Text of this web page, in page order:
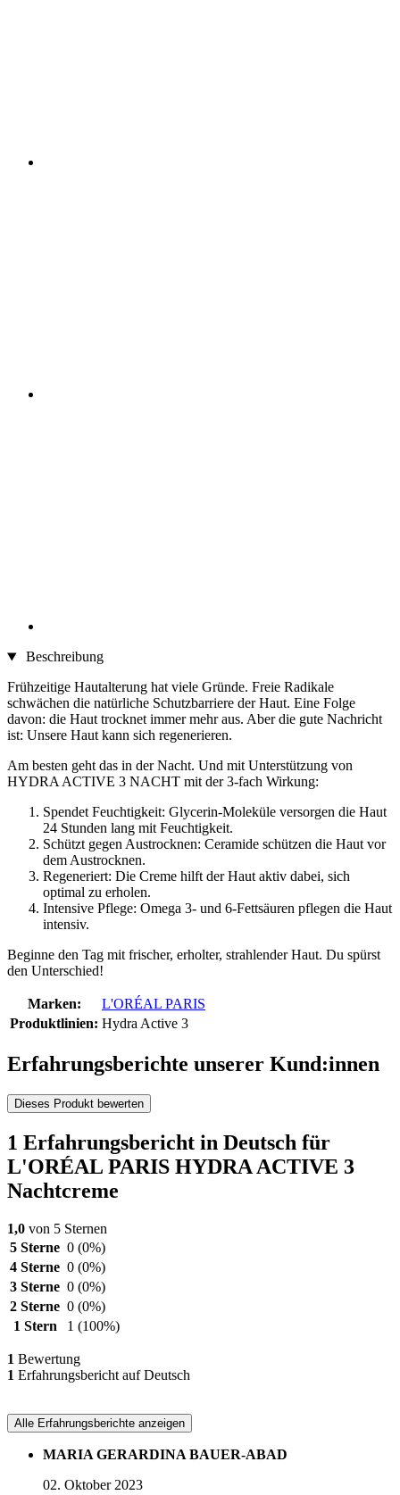
Beschreibung
Frühzeitige Hautalterung hat viele Gründe. Freie Radikale
schwächen die natürliche Schutzbarriere der Haut. Eine Folge
davon: die Haut trocknet immer mehr aus. Aber die gute Nachricht
ist: Unsere Haut kann sich regenerieren.
Am besten geht das in der Nacht. Und mit Unterstützung von
HYDRA ACTIVE 3 NACHT mit der 3-fach Wirkung:
Spendet Feuchtigkeit: Glycerin-Moleküle versorgen die Haut
24 Stunden lang mit Feuchtigkeit.
Schützt gegen Austrocknen: Ceramide schützen die Haut vor
dem Austrocknen.
Regeneriert: Die Creme hilft der Haut aktiv dabei, sich
optimal zu erholen.
Intensive Pflege: Omega 3- und 6-Fettsäuren pflegen die Haut
intensiv.
Beginne den Tag mit frischer, erholter, strahlender Haut. Du spürst
den Unterschied!
Marken:
L'ORÉAL PARIS
Produktlinien: Hydra Active 3
Erfahrungsberichte unserer Kund:innen
Dieses Produkt bewerten
1 Erfahrungsbericht in Deutsch für
L'ORÉAL PARIS HYDRA ACTIVE 3
Nachtcreme
1,0 von 5 Sternen
5 Sterne 0 (0%)
4 Sterne 0 (0%)
3 Sterne 0 (0%)
2 Sterne 0 (0%)
1 Stern
1 (100%)
1 Bewertung
1 Erfahrungsbericht auf Deutsch
Alle Erfahrungsberichte anzeigen
MARIA GERARDINA BAUER-ABAD
02. Oktober 2023